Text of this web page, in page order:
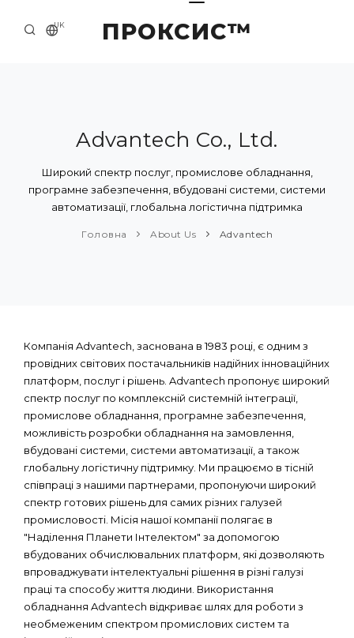
ПРОКСИС™
UK
ПРО НАС
ПРИКЛАДИ ТА РІШЕННЯ
КАТАЛОГ ПРОДУКЦІЇ
Advantech Co., Ltd.
Широкий спектр послуг, промислове обладнання,
програмне забезпечення, вбудовані системи, системи
автоматизації, глобальна логістична підтримка
Головна About Us Advantech
Компанія Advantech, заснована в 1983 році, є одним з
провідних світових постачальників надійних інноваційних
платформ, послуг і рішень. Advantech пропонує широкий
спектр послуг по комплексній системній інтеграції,
промислове обладнання, програмне забезпечення,
можливість розробки обладнання на замовлення,
вбудовані системи, системи автоматизації, а також
глобальну логістичну підтримку. Ми працюємо в тісній
співпраці з нашими партнерами, пропонуючи широкий
спектр готових рішень для самих різних галузей
промисловості. Місія нашої компанії полягає в
"Наділення Планети Інтелектом" за допомогою
вбудованих обчислювальних платформ, які дозволяють
впроваджувати інтелектуальні рішення в різні галузі
праці та способу життя людини. Використання
обладнання Advantech відкриває шлях для роботи з
необмеженим спектром промислових систем та